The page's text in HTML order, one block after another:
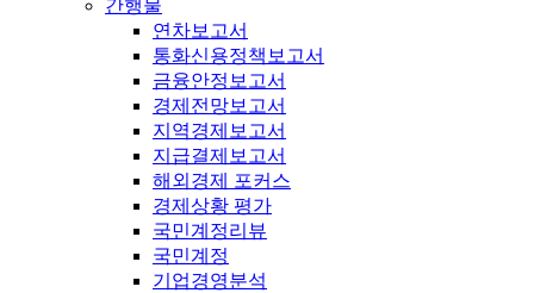
간행물
연차보고서
통화신용정책보고서
금융안정보고서
경제전망보고서
지역경제보고서
지급결제보고서
해외경제 포커스
경제상황 평가
국민계정리뷰
국민계정
기업경영분석